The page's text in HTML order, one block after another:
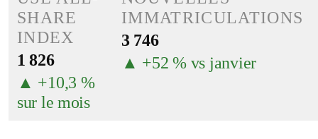
SHARE
INDEX
1 826
▲ +10,3 %
sur le mois
IMMATRICULATIONS
3 746
▲ +52 % vs janvier